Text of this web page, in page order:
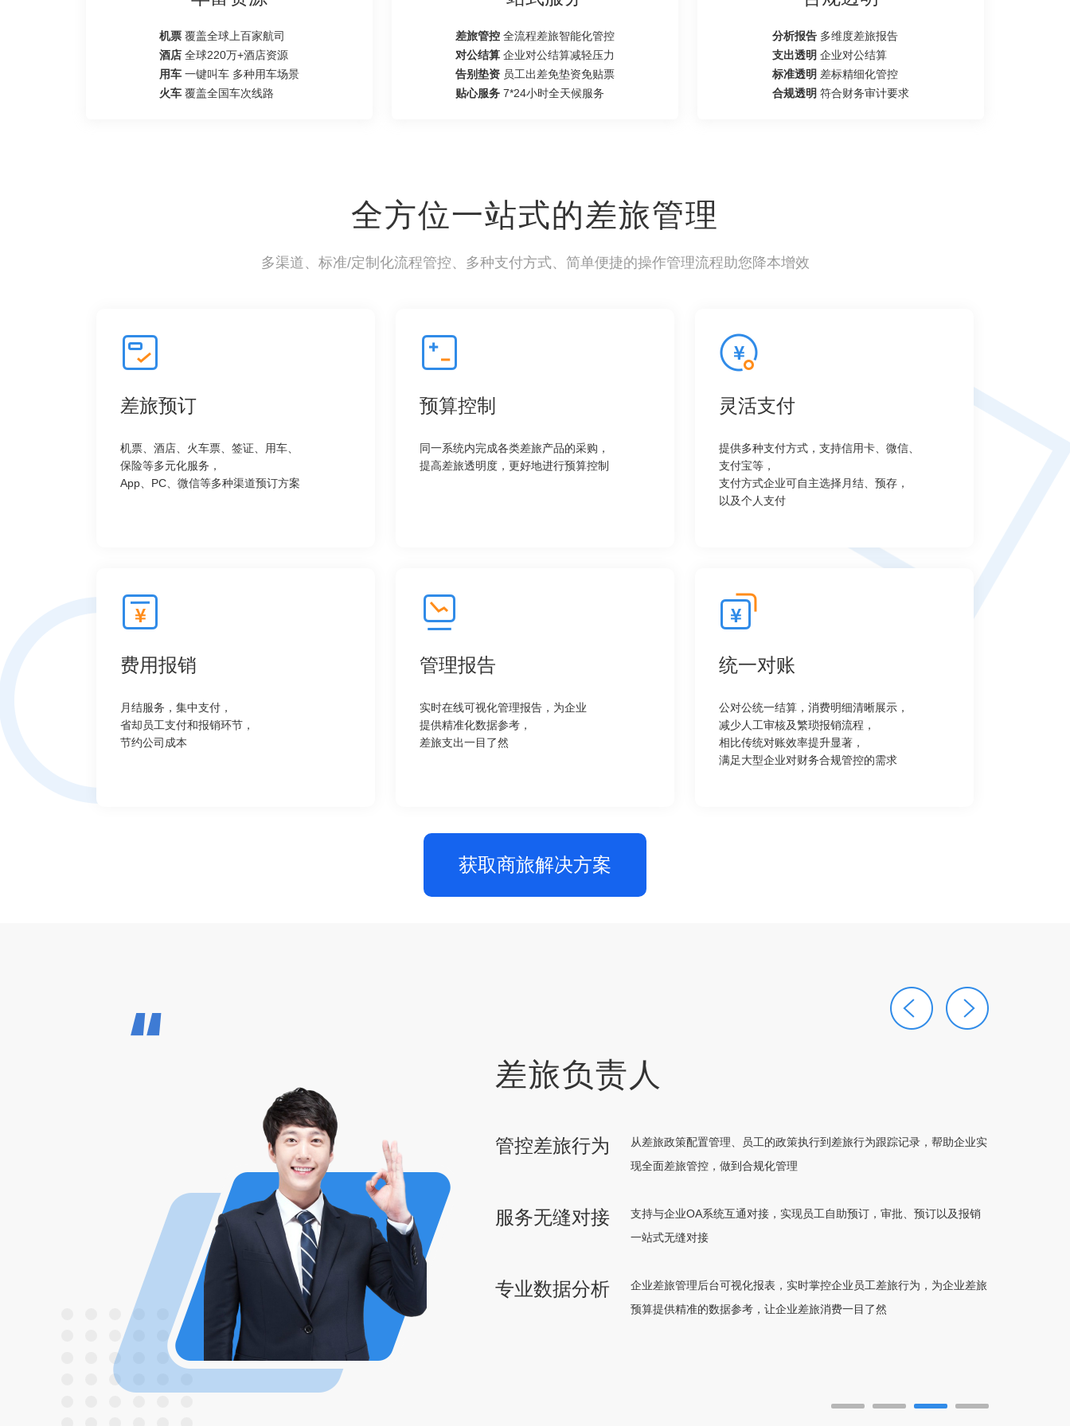
机票 覆盖全球上百家航司
酒店 全球220万+酒店资源
用车 一键叫车 多种用车场景
火车 覆盖全国车次线路
差旅管控 全流程差旅智能化管控
对公结算 企业对公结算减轻压力
告别垫资 员工出差免垫资免贴票
贴心服务 7*24小时全天候服务
分析报告 多维度差旅报告
支出透明 企业对公结算
标准透明 差标精细化管控
合规透明 符合财务审计要求
全方位一站式的差旅管理
多渠道、标准/定制化流程管控、多种支付方式、简单便捷的操作管理流程助您降本增效
差旅预订
机票、酒店、火车票、签证、用车、
保险等多元化服务，
App、PC、微信等多种渠道预订方案
预算控制
同一系统内完成各类差旅产品的采购，
提高差旅透明度，更好地进行预算控制
灵活支付
提供多种支付方式，支持信用卡、微信、
支付宝等，
支付方式企业可自主选择月结、预存，
以及个人支付
费用报销
月结服务，集中支付，
省却员工支付和报销环节，
节约公司成本
管理报告
实时在线可视化管理报告，为企业
提供精准化数据参考，
差旅支出一目了然
统一对账
公对公统一结算，消费明细清晰展示，
减少人工审核及繁琐报销流程，
相比传统对账效率提升显著，
满足大型企业对财务合规管控的需求
获取商旅解决方案
差旅负责人
管控差旅行为
从差旅政策配置管理、员工的政策执行到差旅行为跟踪记录，帮助企业实
现全面差旅管控，做到合规化管理
服务无缝对接
支持与企业OA系统互通对接，实现员工自助预订，审批、预订以及报销
一站式无缝对接
专业数据分析
企业差旅管理后台可视化报表，实时掌控企业员工差旅行为，为企业差旅
预算提供精准的数据参考，让企业差旅消费一目了然